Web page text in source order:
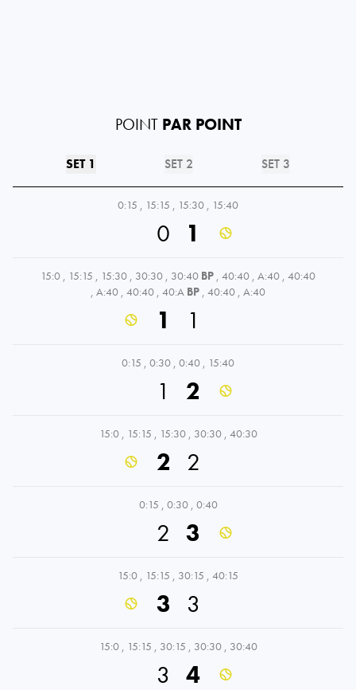
POINT PAR POINT
SET 1 SET 2 SET 3
0:15 , 15:15 , 15:30 , 15:40
0 1
15:0 , 15:15 , 15:30 , 30:30 , 30:40 BP , 40:40 , A:40 , 40:40
, A:40 , 40:40 , 40:A BP , 40:40 , A:40
1 1
0:15 , 0:30 , 0:40 , 15:40
1 2
15:0 , 15:15 , 15:30 , 30:30 , 40:30
2 2
0:15 , 0:30 , 0:40
2 3
15:0 , 15:15 , 30:15 , 40:15
3 3
15:0 , 15:15 , 30:15 , 30:30 , 30:40
3 4